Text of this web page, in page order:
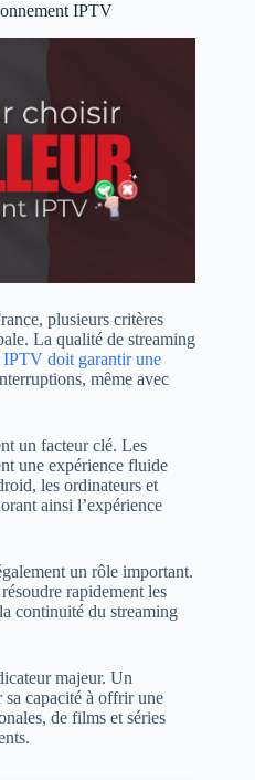
IPTV
plusieurs critères
La qualité de streaming
IPTV doit garantir une
même avec
un facteur clé. Les
une expérience fluide
les ordinateurs et
ainsi l’expérience
un rôle important.
rapidement les
continuité du streaming
majeur. Un
capacité à offrir une
de films et séries